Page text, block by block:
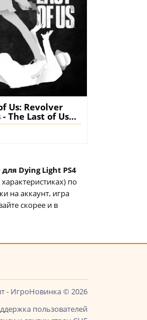
Us: Revolver
The Last of Us
PS4 (Турция)
на
Dying Light PS4
по
на аккаунт, игра
скорее и в
- ИгроНовинка © 2026
пользователей